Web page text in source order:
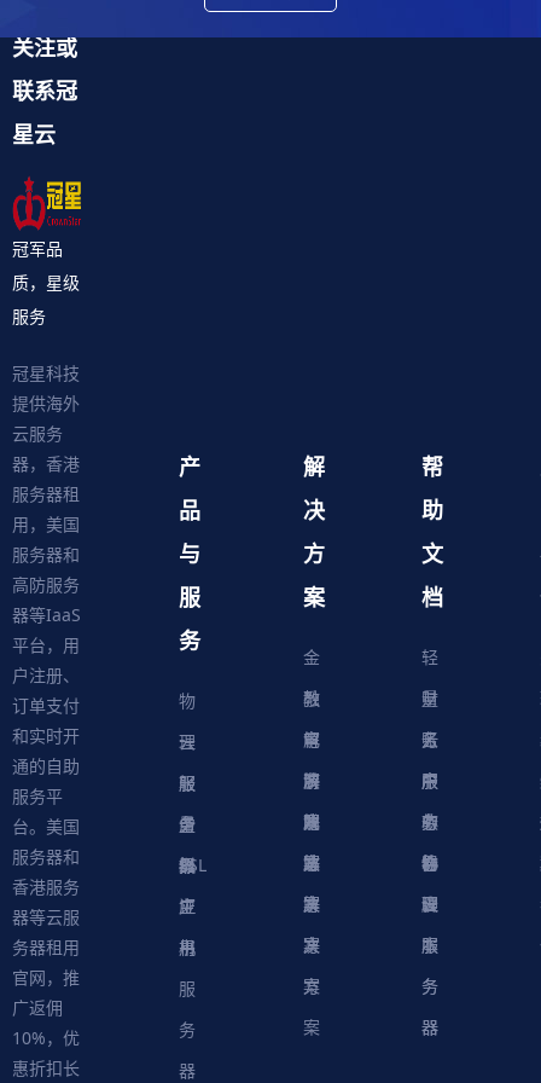
关注或
联系冠
星云
冠军品
质，星级
服务
冠星科技
提供海外
云服务
器，香港
服务器租
用，美国
服务器和
高防服务
器等IaaS
平台，用
户注册、
订单支付
和实时开
通的自助
服务平
台。美国
服务器和
香港服务
器等云服
务器租用
官网，推
广返佣
10%，优
惠折扣长
产
品
与
服
务
物
理
服
务
器
云
服
务
器
轻
量
级
应
用
服
务
器
虚
拟
主
机
SSL
证
书
解
决
方
案
金
融
解
决
方
案
教
育
解
决
方
案
电
商
解
决
方
案
游
戏
解
决
方
案
网
站
解
决
方
案
帮
助
文
档
轻
量
云
服
务
器
财
务
中
心
账
户
中
心
服
务
协
议
软
件
脚
本
物
理
服
务
器
云
服
务
器